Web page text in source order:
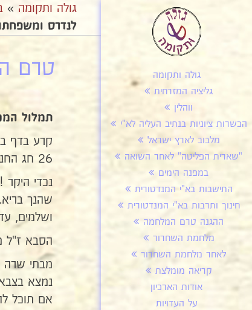
גולה ותקומה
גליציה המזרחית
ווהלין
הכשרות ציוניות בנתיב העליה לא"י
מלבוב לארץ ישראל
"שארית הפליטה" לאחר השואה
במפנה הימים
התישבות בא"י המנדטורית
חינוך ותרבות בא"י המנדטורית
ההגנה טרם המלחמה
מלחמת השחרור
לאחר מלחמת השחרור
קריאה מומלצת
אודות הארכיון
על העדויות
גולה ותקומה »
לנדרס ומשפחתו
טרם
תמלול
26 חג החנכה).
שהנך
ושלמים,
הסבא ז"ל מת
מבתי שרה
נמצא
אם תוכל